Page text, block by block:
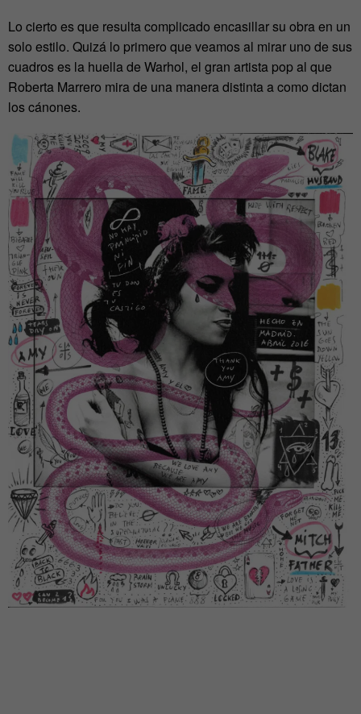
Lo cierto es que resulta complicado encasillar su obra en un
solo estilo. Quizá lo primero que veamos al mirar uno de sus
cuadros es la huella de Warhol, el gran artista pop al que
Roberta Marrero mira de una manera distinta a como dictan
los cánones.